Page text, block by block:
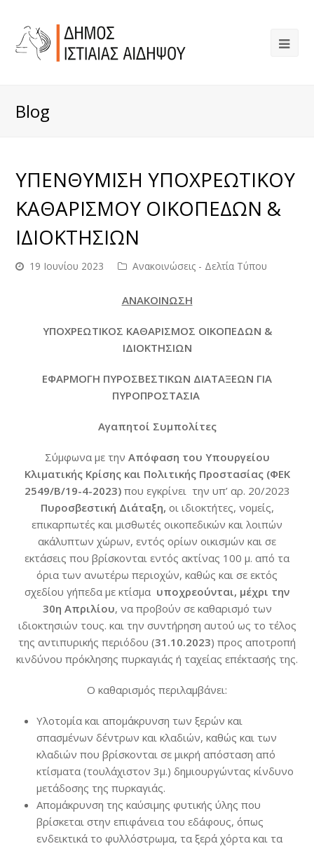
Blog
ΥΠΕΝΘΥΜΙΣΗ ΥΠΟΧΡΕΩΤΙΚΟΥ
ΚΑΘΑΡΙΣΜΟΥ ΟΙΚΟΠΕΔΩΝ &
ΙΔΙΟΚΤΗΣΙΩΝ
19 Ιουνίου 2023 Ανακοινώσεις - Δελτία Τύπου
ΑΝΑΚΟΙΝΩΣΗ
ΥΠΟΧΡΕΩΤΙΚΟΣ ΚΑΘΑΡΙΣΜΟΣ ΟΙΚΟΠΕΔΩΝ &
ΙΔΙΟΚΤΗΣΙΩΝ
ΕΦΑΡΜΟΓΗ ΠΥΡΟΣΒΕΣΤΙΚΩΝ ΔΙΑΤΑΞΕΩΝ ΓΙΑ
ΠΥΡΟΠΡΟΣΤΑΣΙΑ
Αγαπητοί Συμπολίτες
Σύμφωνα με την Απόφαση του Υπουργείου
Κλιματικής Κρίσης και Πολιτικής Προστασίας (ΦΕΚ
2549/Β/19-4-2023)που εγκρίνει την υπ’ αρ. 20/2023
Πυροσβεστική Διάταξη, οι ιδιοκτήτες, νομείς,
επικαρπωτές και μισθωτές οικοπεδικών και λοιπών
ακάλυπτων χώρων, εντός ορίων οικισμών και σε
εκτάσεις που βρίσκονται εντός ακτίνας 100 μ. από τα
όρια των ανωτέρω περιοχών, καθώς και σε εκτός
σχεδίου γήπεδα με κτίσμα υποχρεούνται, μέχρι την
30η Απριλίου, να προβούν σε καθαρισμό των
ιδιοκτησιών τους. και την συντήρηση αυτού ως το τέλος
της αντιπυρικής περιόδου (31.10.2023) προς αποτροπή
κινδύνου πρόκλησης πυρκαγιάς ή ταχείας επέκτασής της.
Ο καθαρισμός περιλαμβάνει:
Υλοτομία και απομάκρυνση των ξερών και
σπασμένων δέντρων και κλαδιών, καθώς και των
κλαδιών που βρίσκονται σε μικρή απόσταση από
κτίσματα (τουλάχιστον 3μ.) δημιουργώντας κίνδυνο
μετάδοσης της πυρκαγιάς.
Απομάκρυνση της καύσιμης φυτικής ύλης που
βρίσκεται στην επιφάνεια του εδάφους, όπως
ενδεικτικά το φυλλόστρωμα, τα ξερά χόρτα και τα